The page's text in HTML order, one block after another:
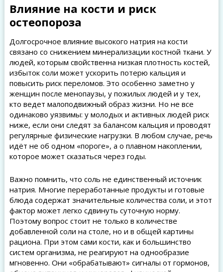
Влияние на кости и риск
остеопороза
Долгосрочное влияние высокого натрия на кости
связано со снижением минерализации костной ткани. У
людей, которым свойственна низкая плотность костей,
избыток соли может ускорить потерю кальция и
повысить риск переломов. Это особенно заметно у
женщин после менопаузы, у пожилых людей и у тех,
кто ведет малоподвижный образ жизни. Но не все
одинаково уязвимы: у молодых и активных людей риск
ниже, если они следят за балансом кальция и проводят
регулярные физические нагрузки. В любом случае, речь
идёт не об одном «пороге», а о плавном накоплении,
которое может сказаться через годы.
Важно помнить, что соль не единственный источник
натрия. Многие переработанные продукты и готовые
блюда содержат значительные количества соли, и этот
фактор может легко сдвинуть суточную норму.
Поэтому вопрос стоит не только в количестве
добавленной соли на столе, но и в общей картины
рациона. При этом сами кости, как и большинство
систем организма, не реагируют на однообразие
мгновенно. Они «обрабатывают» сигналы от гормонов,